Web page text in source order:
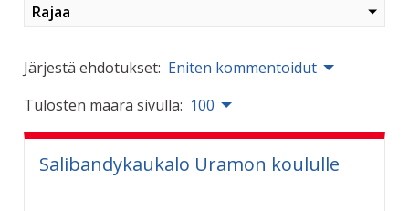
Rajaa
Järjestä ehdotukset: Eniten kommentoidut
Tulosten määrä sivulla: 100
Salibandykaukalo Uramon koululle